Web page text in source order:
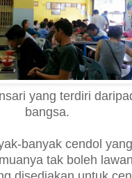
yang terdiri
bangsa.
banyak cendol
tak boleh